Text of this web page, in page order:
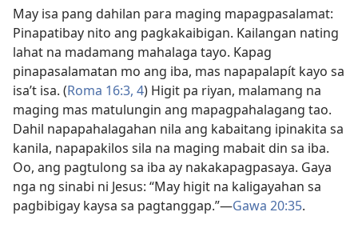
May isa pang dahilan para maging mapagpasalamat:
Pinapatibay nito ang pagkakaibigan. Kailangan nating
lahat na madamang mahalaga tayo. Kapag
pinapasalamatan mo ang iba, mas napapalapít kayo sa
isa’t isa. (Roma 16:3, 4) Higit pa riyan, malamang na
maging mas matulungin ang mapagpahalagang tao.
Dahil napapahalagahan nila ang kabaitang ipinakita sa
kanila, napapakilos sila na maging mabait din sa iba.
Oo, ang pagtulong sa iba ay nakakapagpasaya. Gaya
nga ng sinabi ni Jesus: “May higit na kaligayahan sa
pagbibigay kaysa sa pagtanggap.”​—Gawa 20:35.